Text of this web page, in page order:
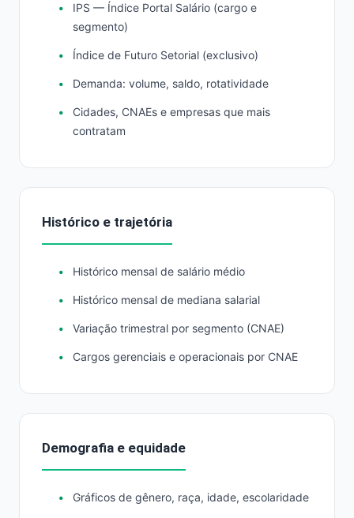
IPS — Índice Portal Salário (cargo e
segmento)
Índice de Futuro Setorial (exclusivo)
Demanda: volume, saldo, rotatividade
Cidades, CNAEs e empresas que mais
contratam
Histórico e trajetória
Histórico mensal de salário médio
Histórico mensal de mediana salarial
Variação trimestral por segmento (CNAE)
Cargos gerenciais e operacionais por CNAE
Demografia e equidade
Gráficos de gênero, raça, idade, escolaridade